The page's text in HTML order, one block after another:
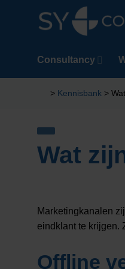
Consultancy
> Kennisbank >
Wat
Marketingkanalen
eindklant te krijgen.
Offline